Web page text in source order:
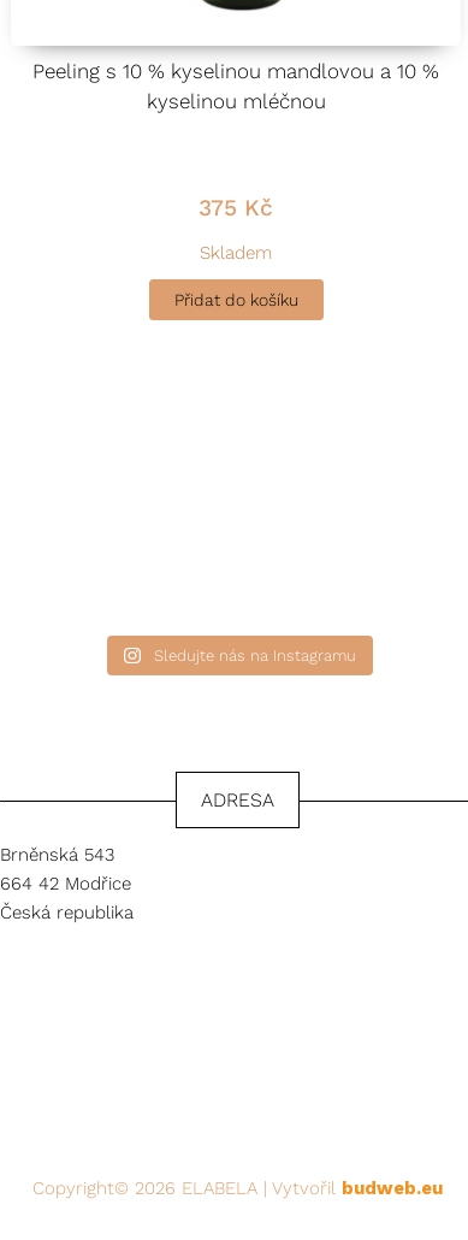
Peeling s 10 % kyselinou mandlovou a 10 %
kyselinou mléčnou
375 Kč
Skladem
Přidat do košíku
Sledujte nás na Instagramu
ADRESA
Brněnská 543
664 42 Modřice
Česká republika
Copyright© 2026 ELABELA | Vytvořil budweb.eu